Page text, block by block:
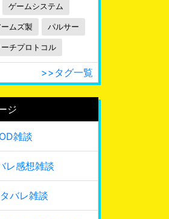
ゲームシステム
ムズ製 パルサー
ーチプロトコル
>>タグ一覧
ジ
雑談
レ感想雑談
バレ雑談